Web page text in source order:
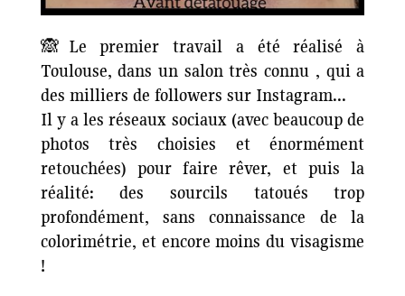
🙈Le premier travail a été réalisé à
Toulouse, dans un salon très connu , qui a
des milliers de followers sur Instagram...
Il y a les réseaux sociaux (avec beaucoup de
photos très choisies et énormément
retouchées) pour faire rêver, et puis la
réalité: des sourcils tatoués trop
profondément, sans connaissance de la
colorimétrie, et encore moins du visagisme
!